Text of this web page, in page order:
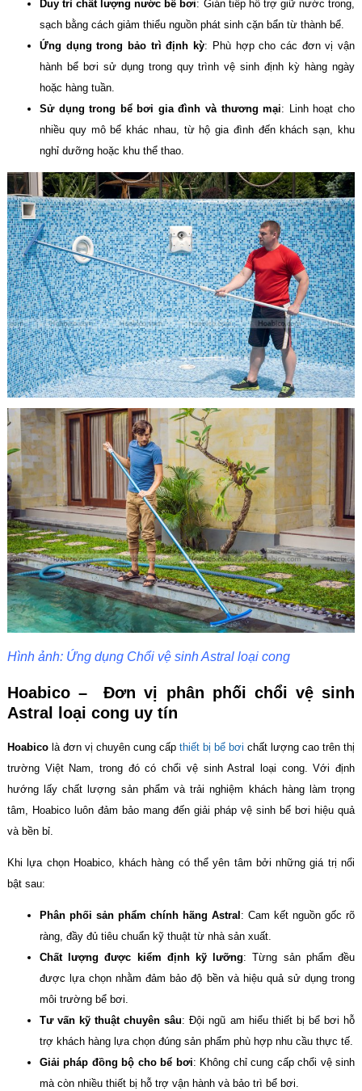
Duy trì chất lượng nước bể bơi: Gián tiếp hỗ trợ giữ nước trong,
sạch bằng cách giảm thiểu nguồn phát sinh cặn bẩn từ thành bể.
Ứng dụng trong bảo trì định kỳ: Phù hợp cho các đơn vị vận
hành bể bơi sử dụng trong quy trình vệ sinh định kỳ hàng ngày
hoặc hàng tuần.
Sử dụng trong bể bơi gia đình và thương mại: Linh hoạt cho
nhiều quy mô bể khác nhau, từ hộ gia đình đến khách sạn, khu
nghỉ dưỡng hoặc khu thể thao.
Hình ảnh: Ứng dụng Chổi vệ sinh Astral loại cong
Hoabico – Đơn vị phân phối chổi vệ sinh
Astral loại cong uy tín
Hoabicolà đơn vị chuyên cung cấp thiết bị bể bơi chất lượng cao trên thị
trường Việt Nam, trong đó có chổi vệ sinh Astral loại cong. Với định
hướng lấy chất lượng sản phẩm và trải nghiệm khách hàng làm trọng
tâm, Hoabico luôn đảm bảo mang đến giải pháp vệ sinh bể bơi hiệu quả
và bền bỉ.
Khi lựa chọn Hoabico, khách hàng có thể yên tâm bởi những giá trị nổi
bật sau:
Phân phối sản phẩm chính hãng Astral : Cam kết nguồn gốc rõ
ràng, đầy đủ tiêu chuẩn kỹ thuật từ nhà sản xuất.
Chất lượng được kiểm định kỹ lưỡng: Từng sản phẩm đều
được lựa chọn nhằm đảm bảo độ bền và hiệu quả sử dụng trong
môi trường bể bơi.
Tư vấn kỹ thuật chuyên sâu: Đội ngũ am hiểu thiết bị bể bơi hỗ
trợ khách hàng lựa chọn đúng sản phẩm phù hợp nhu cầu thực tế.
Giải pháp đồng bộ cho bể bơi: Không chỉ cung cấp chổi vệ sinh
mà còn nhiều thiết bị hỗ trợ vận hành và bảo trì bể bơi.